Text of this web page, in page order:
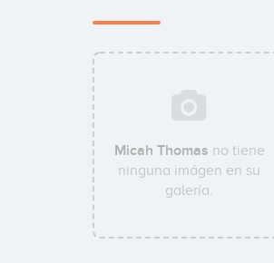
Micah Thomas no tiene
ninguna imágen en su
galería.